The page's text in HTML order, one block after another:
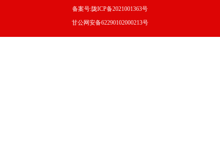
备案号:陇ICP备2021001363号
甘公网安备62290102000213号